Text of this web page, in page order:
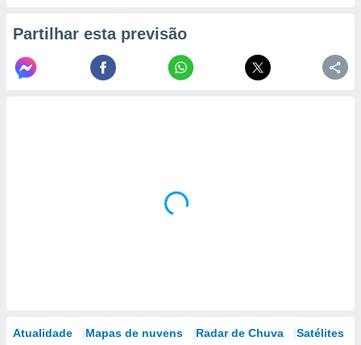
Partilhar esta previsão
Atualidade Mapas de nuvens Radar de Chuva Satélites